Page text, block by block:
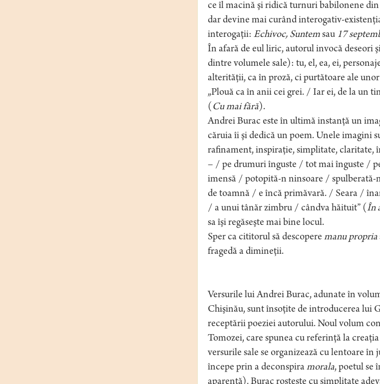
ce îl macină şi ridică turnuri babilonene din
dar devine mai curând interogativ-
interogaţii: Echivoc, Suntemsau 17
În afară de eul liric, autorul invocă deseori
dintre volumele sale): tu, el, ea, ei,
alterităţii, ca în proză, ci purtătoare ale
„Plouă ca în anii cei grei. / Iar ei, de la un
( Cu mai fără).
Andrei Burac este în ultimă instanţă un
căruia îi şi dedică un poem. Unele imagini
rafinament, inspiraţie, simplitate, claritate,
– / pe drumuri înguste / tot mai înguste /
imensă / potopită-n ninsoare /
de toamnă / e încă primăvară. / Seara /
/ a unui tânăr zimbru / cândva hăituit” (În
sa îşi regăseşte mai bine locul.
Sper ca cititorul să descopere manu propria
fragedă a dimineţii.
Versurile lui Andrei Burac, adunate în
Chişinău, sunt însoţite de introducerea lui
receptării poeziei autorului. Noul volum
Tomozei, care spunea cu referinţă la
versurile sale se organizează cu lentoare în
începe prin a deconspira morala, poetul se